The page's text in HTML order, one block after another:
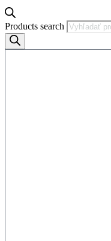
Products search